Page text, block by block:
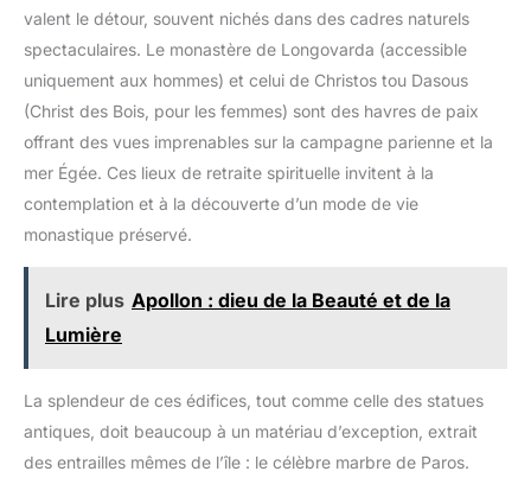
valent le détour, souvent nichés dans des cadres naturels
spectaculaires. Le monastère de Longovarda (accessible
uniquement aux hommes) et celui de Christos tou Dasous
(Christ des Bois, pour les femmes) sont des havres de paix
offrant des vues imprenables sur la campagne parienne et la
mer Égée. Ces lieux de retraite spirituelle invitent à la
contemplation et à la découverte d’un mode de vie
monastique préservé.
Lire plus Apollon : dieu de la Beauté et de la
Lumière
La splendeur de ces édifices, tout comme celle des statues
antiques, doit beaucoup à un matériau d’exception, extrait
des entrailles mêmes de l’île : le célèbre marbre de Paros.